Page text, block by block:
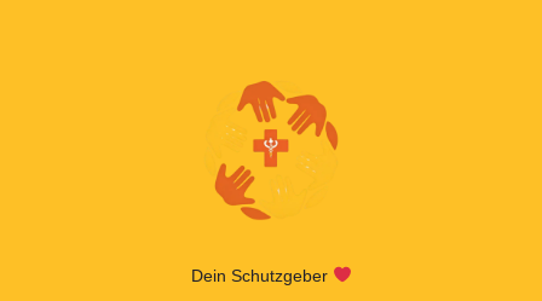
Dein Schutzgeber